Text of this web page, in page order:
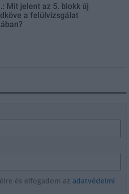
Mit jelent az 5. blokk új
a felülvizsgálat
és elfogadom az adatvédelmi